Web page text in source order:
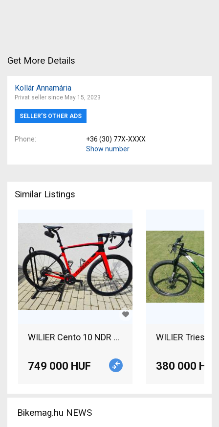
Get More Details
Kollár Annamária
Privat seller since May 15, 2023
SELLER’S OTHER ADS
Phone
+36 (30) 77X-XXXX
Show number
Similar Listings
WILIER Cento 10 NDR Road bike SRAM Rival
749 000 HUF
WILIER
380 000 HUF
Bikemag.hu NEWS